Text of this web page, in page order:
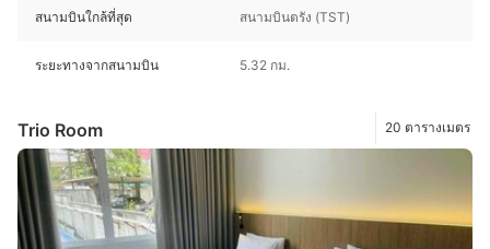
สนามบินใกล้ที่สุด สนามบินตรัง (TST)
ระยะทางจากสนามบิน 5.32 กม.
Trio Room 20 ตารางเมตร